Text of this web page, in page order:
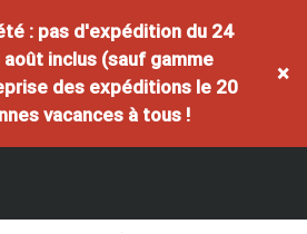
: pas d'expédition du 24
inclus (sauf gamme
des expéditions le 20
vacances à tous !
×